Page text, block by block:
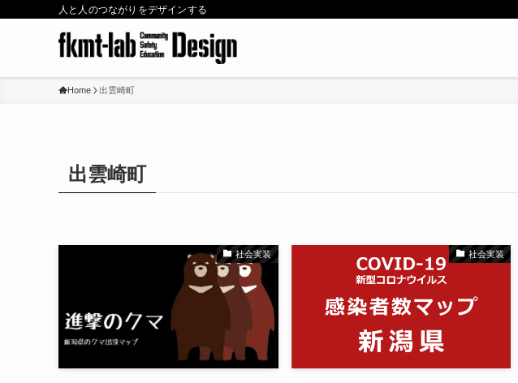
人と人のつながりをデザインする
Home 出雲崎町
出雲崎町
社会実装 社会実装